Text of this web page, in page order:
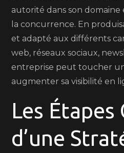
autorité dans son
la concurrence. En
et adapté aux différents
web, réseaux sociaux,
entreprise peut toucher
augmenter sa visibilité en
Les Étapes
d’une